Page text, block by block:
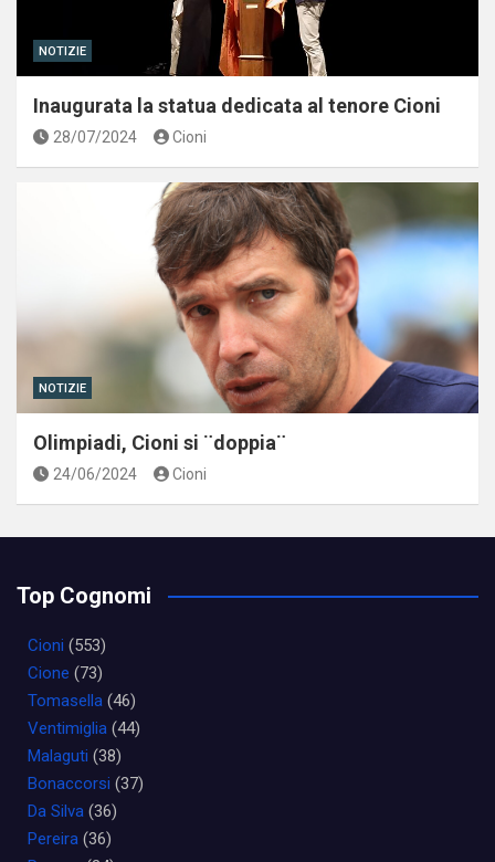
NOTIZIE
Inaugurata la statua dedicata al tenore Cioni
28/07/2024 Cioni
NOTIZIE
Olimpiadi, Cioni si ¨doppia¨
24/06/2024 Cioni
Top Cognomi
Cioni (553)
Cione (73)
Tomasella (46)
Ventimiglia (44)
Malaguti (38)
Bonaccorsi (37)
Da Silva (36)
Pereira (36)